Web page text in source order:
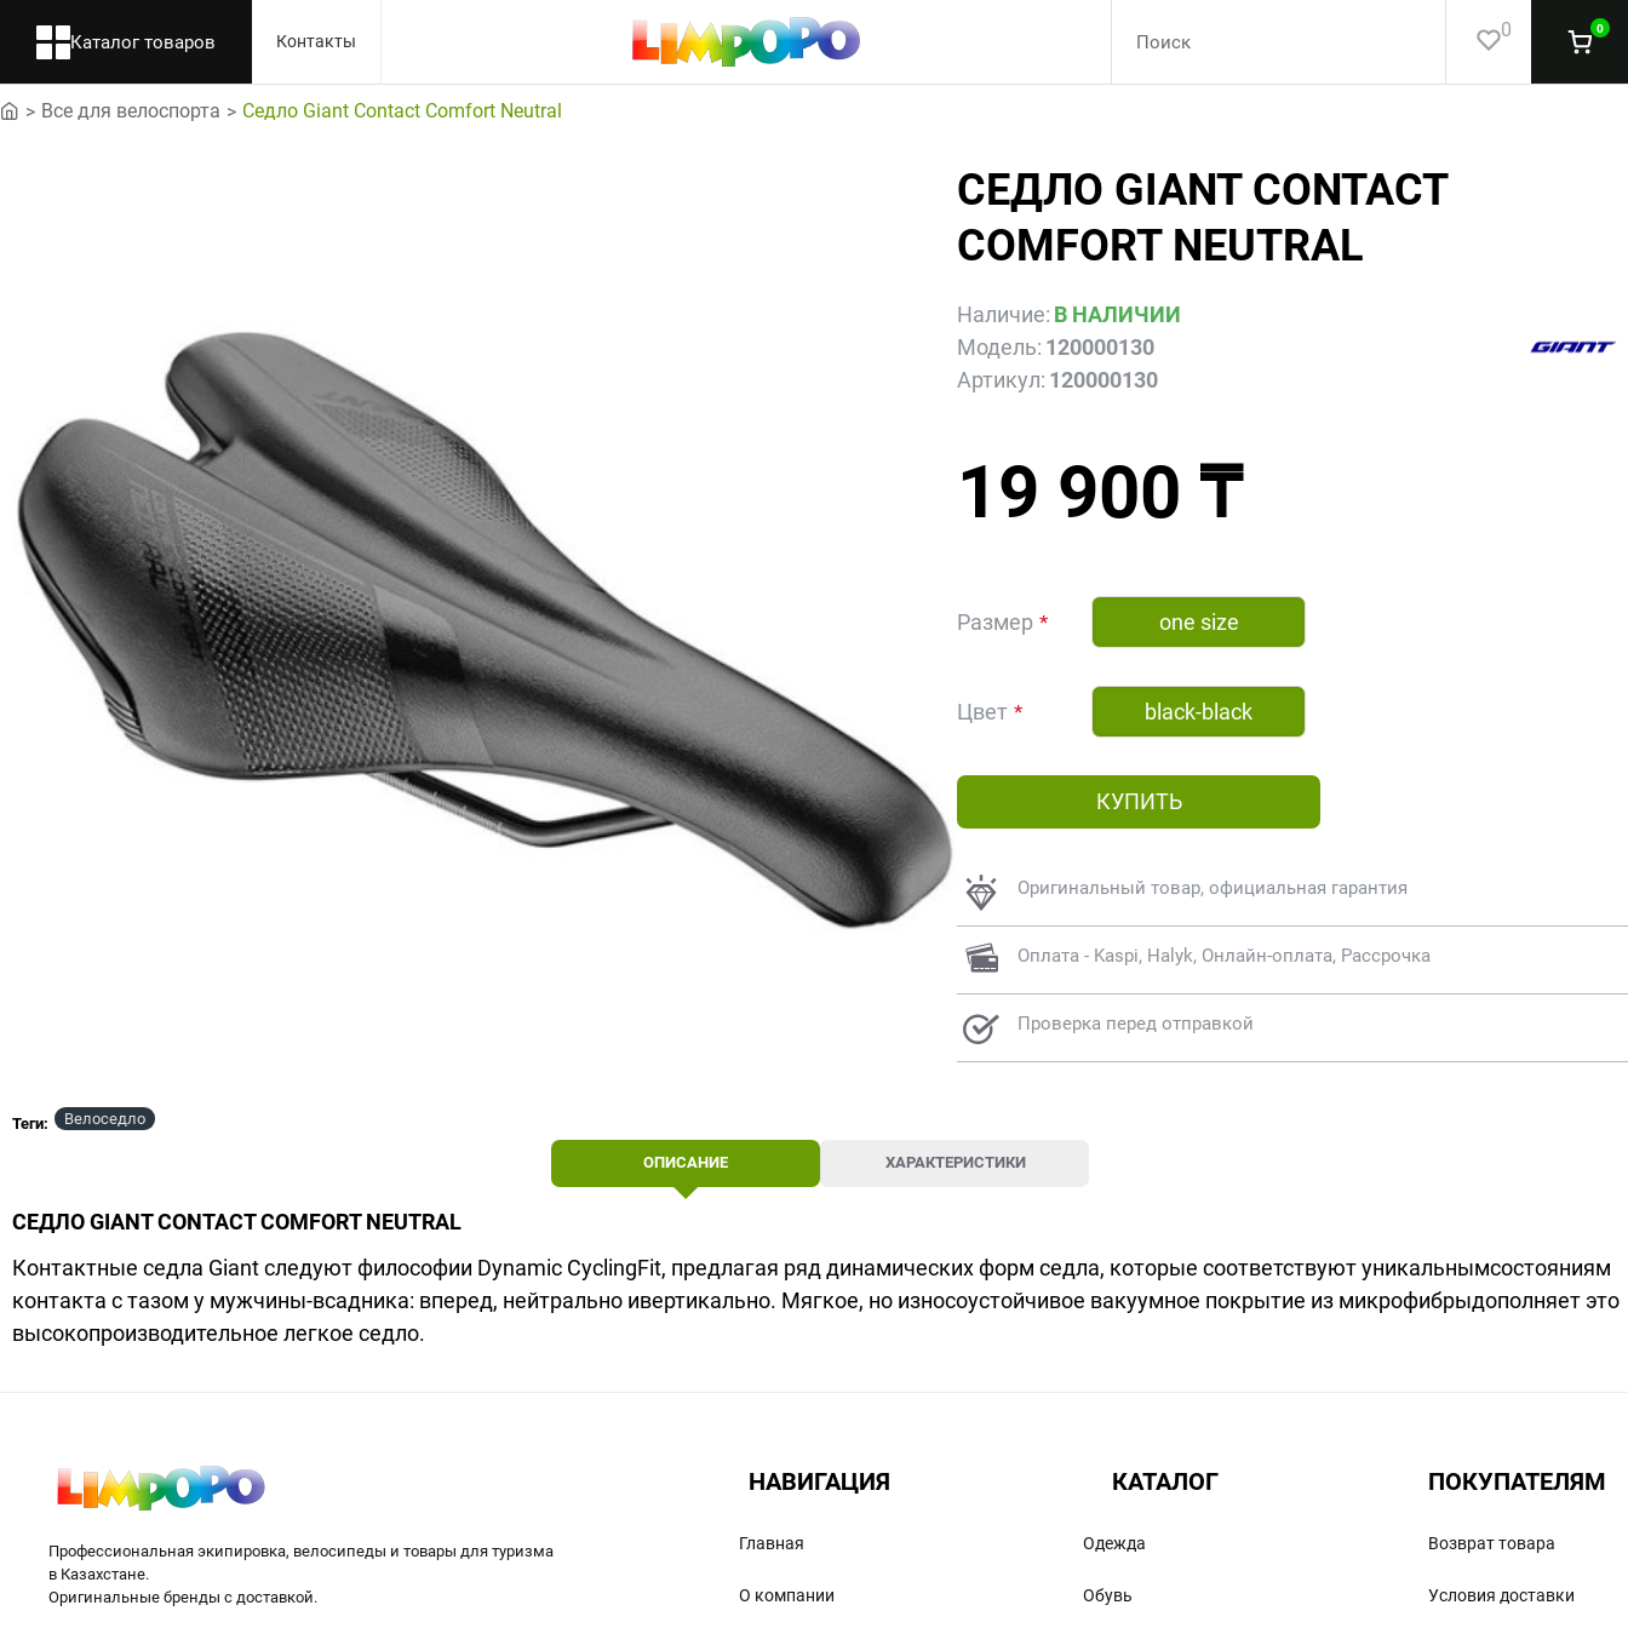
Каталог товаров Контакты 0 0
Все для велоспорта Седло Giant Contact Comfort Neutral
Теги: Велоседло
СЕДЛО GIANT CONTACT
COMFORT NEUTRAL
Наличие: В НАЛИЧИИ
Модель: 120000130
Артикул: 120000130
19 900 ₸
Размер one size
Цвет black-black
КУПИТЬ
Оригинальный товар, официальная гарантия
Оплата - Kaspi, Halyk, Онлайн-оплата, Рассрочка
Проверка перед отправкой
ОПИСАНИЕ ХАРАКТЕРИСТИКИ
СЕДЛО GIANT CONTACT COMFORT NEUTRAL
Контактные седла Giant следуют философии Dynamic CyclingFit, предлагая ряд динамических форм седла, которые соответствуют уникальнымсостояниям
контакта с тазом у мужчины-всадника: вперед, нейтрально ивертикально. Мягкое, но износоустойчивое вакуумное покрытие из микрофибрыдополняет это
высокопроизводительное легкое седло.
Профессиональная экипировка, велосипеды и товары для туризма
в Казахстане.
Оригинальные бренды с доставкой.
НАВИГАЦИЯ
Главная
О компании
КАТАЛОГ
Одежда
Обувь
ПОКУПАТЕЛЯМ
Возврат товара
Условия доставки